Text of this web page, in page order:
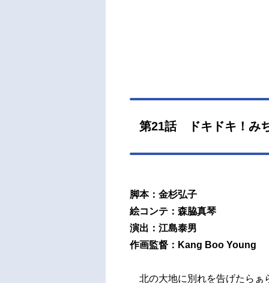
第21話 ドキドキ！み
脚本：金杉弘子
絵コンテ：森脇真琴
演出：江島泰男
作画監督：Kang Boo Young
北の大地に別れを告げたらぁ